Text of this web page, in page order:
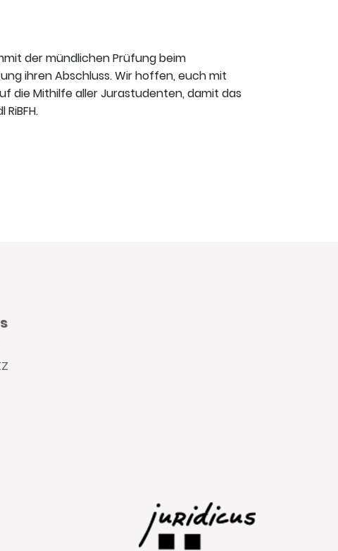
der mündlichen Prüfung beim
ihren Abschluss. Wir hoffen, euch mit
die Mithilfe aller Jurastudenten, damit das